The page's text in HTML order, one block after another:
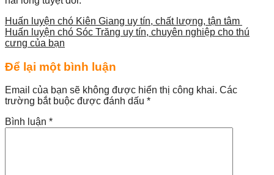
Huấn luyện chó Kiên Giang uy tín, chất lượng, tận tâm
Huấn luyện chó Sóc Trăng uy tín, chuyên nghiệp cho thú
cưng của bạn
Để lại một bình luận
Email của bạn sẽ không được hiển thị công khai. Các
trường bắt buộc được đánh dấu *
Bình luận *